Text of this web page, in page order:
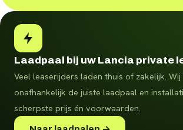
Laadpaal bij uw Lancia private
Veel leaserijders laden thuis of zakelijk. Wij
onafhankelijk de juiste laadpaal en
scherpste prijs én voorwaarden.